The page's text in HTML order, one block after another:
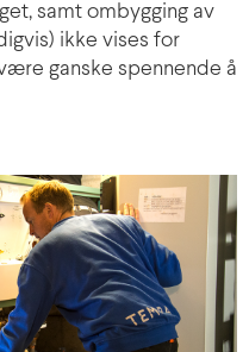
samt ombygging av
ikke vises for
ganske spennende å